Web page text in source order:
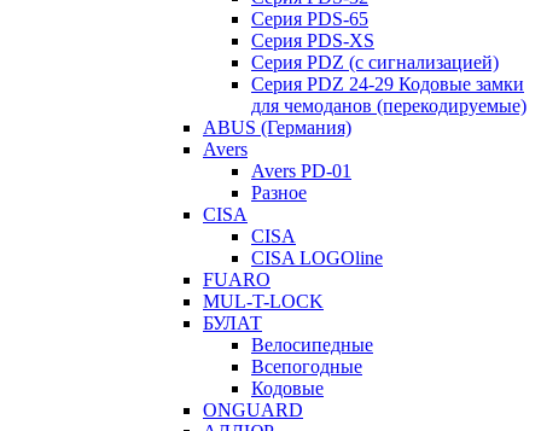
Серия PDS-65
Серия PDS-XS
Серия PDZ (с сигнализацией)
Серия PDZ 24-29 Кодовые замки
для чемоданов (перекодируемые)
ABUS (Германия)
Avers
Avers PD-01
Разное
CISA
CISA
CISA LOGOline
FUARO
MUL-T-LOCK
БУЛАТ
Велосипедные
Всепогодные
Кодовые
ONGUARD